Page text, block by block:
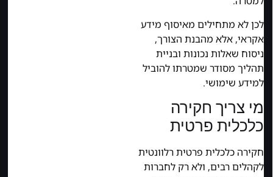
לכן לא מתחילים מאיסוף מידע
אקראי, אלא מהבנת הצורך,
ניסוח שאלות נכונות ובניית
תהליך מסודר שמטרתו להוביל
למידע שימושי.
מי צריך חקירה
כלכלית פרטית
חקירה כלכלית פרטית רלוונטית
לקהלים רבים, ולא רק לחברות